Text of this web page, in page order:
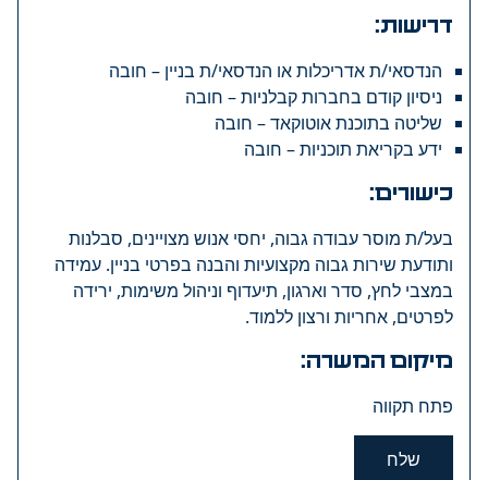
דרישות:
הנדסאי/ת אדריכלות או הנדסאי/ת בניין – חובה
ניסיון קודם בחברות קבלניות – חובה
שליטה בתוכנת אוטוקאד – חובה
ידע בקריאת תוכניות – חובה
כישורים:
בעל/ת מוסר עבודה גבוה, יחסי אנוש מצויינים, סבלנות
ותודעת שירות גבוה מקצועיות והבנה בפרטי בניין. עמידה
במצבי לחץ, סדר וארגון, תיעדוף וניהול משימות, ירידה
לפרטים, אחריות ורצון ללמוד.
מיקום המשרה:
פתח תקווה
שלח